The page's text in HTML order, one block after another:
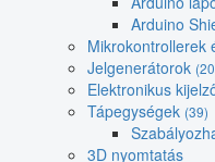
Arduino
Mikrokontrollerek
Jelgenerátorok
Elektronikus
Tápegységek (39)
3D nyomtatás